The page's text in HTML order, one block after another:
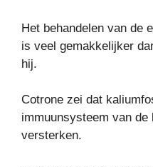
Het behandelen van de
is veel gemakkelijker
hij.
Cotrone zei dat
immuunsysteem van de
versterken.